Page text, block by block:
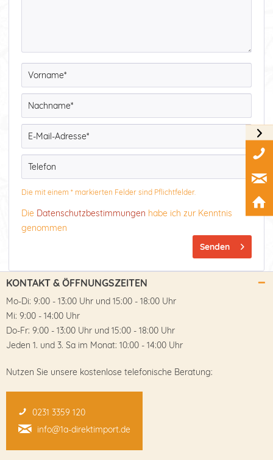
Die mit einem * markierten Felder sind Pflichtfelder.
Die Datenschutzbestimmungen habe ich zur Kenntnis
genommen
Senden
KONTAKT & ÖFFNUNGSZEITEN
Mo-Di: 9:00 - 13:00 Uhr und 15:00 - 18:00 Uhr
Mi: 9:00 - 14:00 Uhr
Do-Fr: 9:00 - 13:00 Uhr und 15:00 - 18:00 Uhr
Jeden 1. und 3. Sa im Monat: 10:00 - 14:00 Uhr
Nutzen Sie unsere kostenlose telefonische Beratung:
0231 3359 120
info@1a-direktimport.de